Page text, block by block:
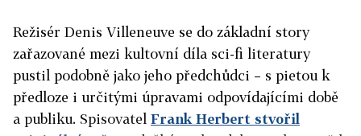
Režisér Denis Villeneuve se do základní story
zařazované mezi kultovní díla sci-fi literatury
pustil podobně jako jeho předchůdci – s pietou k
předloze i určitými úpravami odpovídajícími době
a publiku. Spisovatel Frank Herbert stvořil